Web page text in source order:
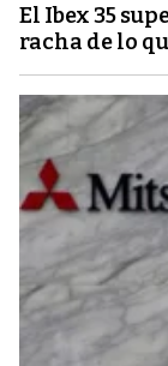
El Ibex 35
racha de lo